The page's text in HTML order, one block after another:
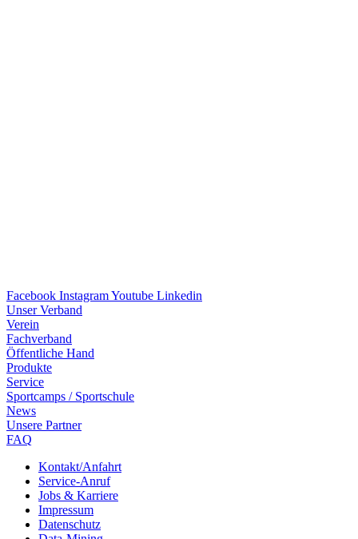
Facebook InstagramYoutube Linkedin
Unser Verband
Verein
Fach­ver­band
Öffent­li­che Hand
Produkte
Service
Sport­camps / Sportschule
News
Unsere Part­ner
FAQ
Kontakt/​​Anfahrt
Service-Anruf
Jobs & Karriere
Impres­sum
Daten­schutz